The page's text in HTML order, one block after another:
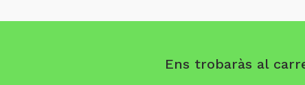
Ens trobaràs al